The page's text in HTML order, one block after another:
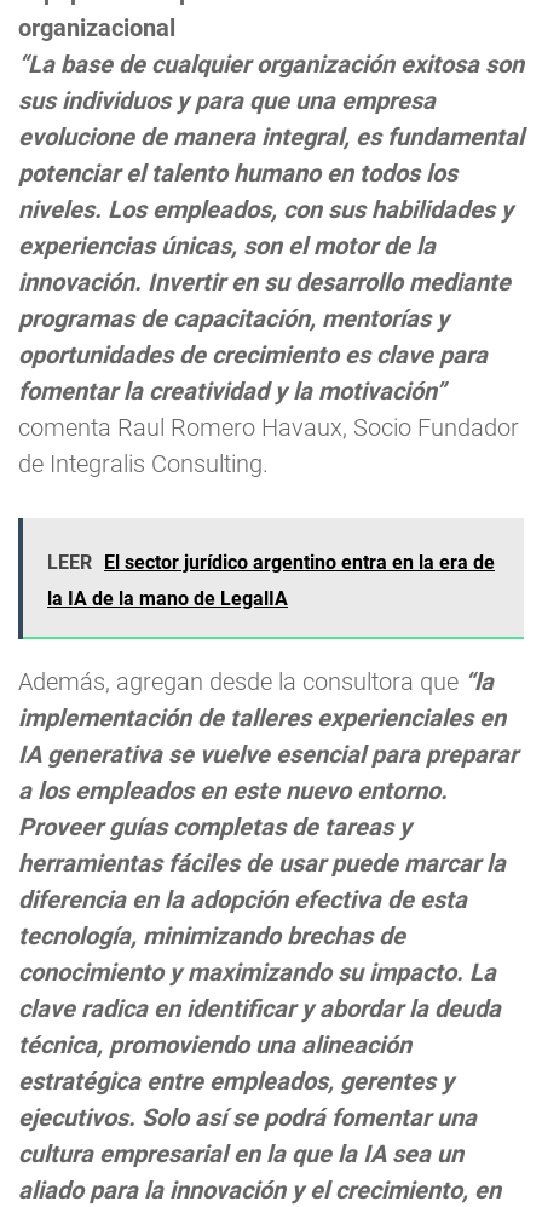
organizacional
“La base de cualquier organización exitosa son
sus individuos y para que una empresa
evolucione de manera integral, es fundamental
potenciar el talento humano en todos los
niveles. Los empleados, con sus habilidades y
experiencias únicas, son el motor de la
innovación. Invertir en su desarrollo mediante
programas de capacitación, mentorías y
oportunidades de crecimiento es clave para
fomentar la creatividad y la motivación”
comenta Raul Romero Havaux, Socio Fundador
de Integralis Consulting.
LEER
El sector jurídico argentino entra en la era de
la IA de la mano de LegalIA
Además, agregan desde la consultora que “la
implementación de talleres experienciales en
IA generativa se vuelve esencial para preparar
a los empleados en este nuevo entorno.
Proveer guías completas de tareas y
herramientas fáciles de usar puede marcar la
diferencia en la adopción efectiva de esta
tecnología, minimizando brechas de
conocimiento y maximizando su impacto. La
clave radica en identificar y abordar la deuda
técnica, promoviendo una alineación
estratégica entre empleados, gerentes y
ejecutivos. Solo así se podrá fomentar una
cultura empresarial en la que la IA sea un
aliado para la innovación y el crecimiento, en